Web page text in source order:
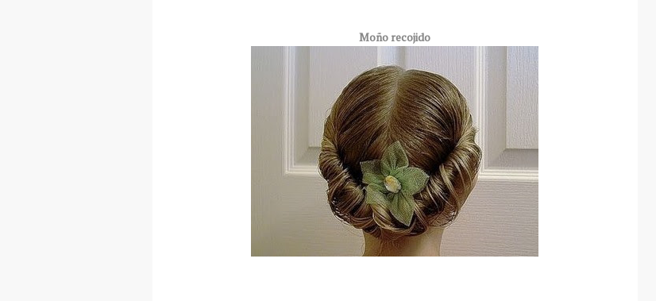
Moño recojido